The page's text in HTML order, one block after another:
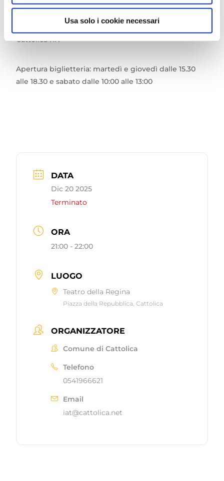
Usa solo i cookie necessari
Ingresso gratuito con biglietto da ritirare a partire
Cattolica RN
Apertura biglietteria: martedì e giovedì dalle 15.30
alle 18.30 e sabato dalle 10:00 alle 13:00
DATA
Dic 20 2025
Terminato
ORA
21:00 - 22:00
LUOGO
Teatro della Regina
Piazza della Repubblica, Cattolica
ORGANIZZATORE
Comune di Cattolica
Telefono
0541966621
Email
iat@cattolica.net